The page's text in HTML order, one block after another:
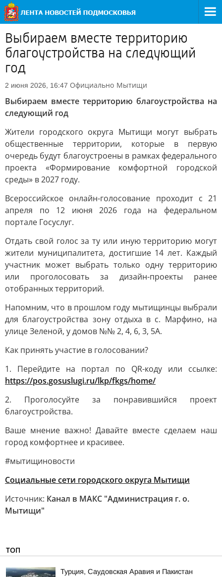
Выбираем вместе территорию
благоустройства на следующий
год
2 июня 2026, 16:47 Официально Мытищи
Выбираем вместе территорию благоустройства на
следующий год
Жители городского округа Мытищи могут выбрать
общественные территории, которые в первую
очередь будут благоустроены в рамках федерального
проекта «Формирование комфортной городской
среды» в 2027 году.
Всероссийское онлайн-голосование проходит с 21
апреля по 12 июня 2026 года на федеральном
портале Госуслуг.
Отдать свой голос за ту или иную территорию могут
жители муниципалитета, достигшие 14 лет. Каждый
участник может выбрать только одну территорию
или проголосовать за дизайн-проекты ранее
отобранных территорий.
Напомним, что в прошлом году мытищинцы выбрали
для благоустройства зону отдыха в с. Марфино, на
улице Зеленой, у домов №№ 2, 4, 6, 3, 5А.
Как принять участие в голосовании?
1. Перейдите на портал по QR-коду или ссылке:
https://pos.gosuslugi.ru/lkp/fkgs/home/
2. Проголосуйте за понравившийся проект
благоустройства.
Ваше мнение важно! Давайте вместе сделаем наш
город комфортнее и красивее.
#мытищиновости
Социальные сети городского округа Мытищи
Источник: Канал в МАКС "Администрация г. о.
Мытищи"
ТОП
Турция, Саудовская Аравия и Пакистан